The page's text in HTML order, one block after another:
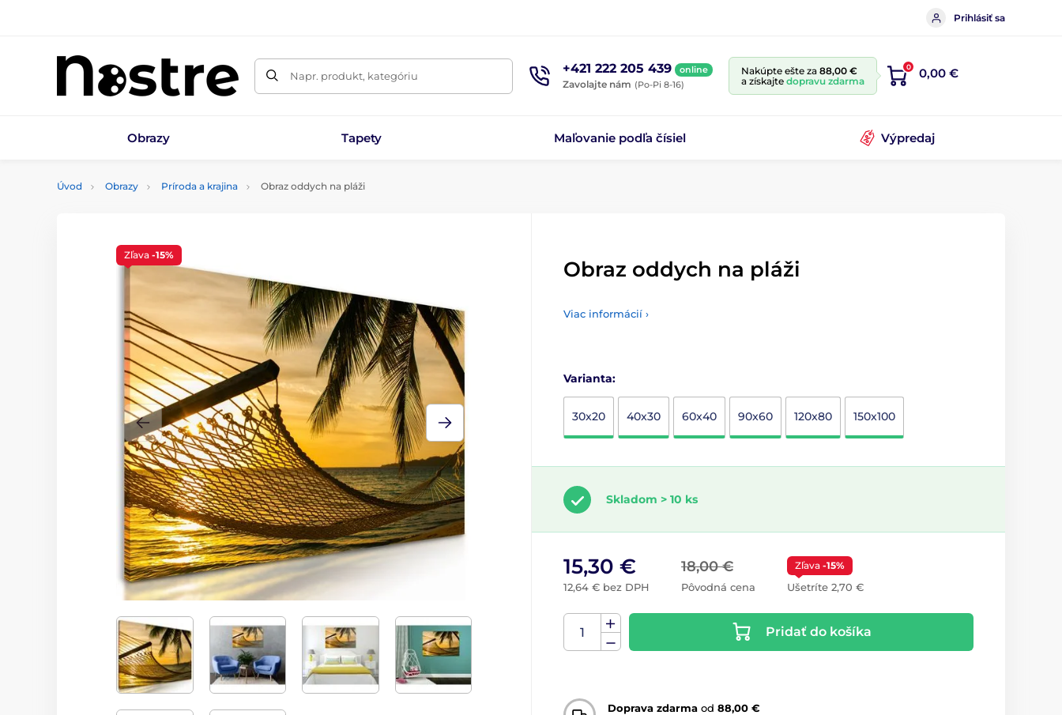
Prihlásiť sa
Napr. produkt, kategóriu +421 222 205 439 online
Zavolajte nám (Po-Pi 8-16)
Nakúpte ešte za 88,00 €
a získajte dopravu zdarma
0 0,00 €
Obrazy Tapety Maľovanie podľa čísiel Výpredaj
Úvod Obrazy Príroda a krajina Obraz oddych na pláži
Zľava -15%
Obraz oddych na pláži
Viac informácií ›
Varianta:
30x20 40x30 60x40 90x60 120x80 150x100
Skladom > 10 ks
18,00 €
Pôvodná cena
15,30 €
12,64 € bez DPH
Zľava -15%
Ušetríte 2,70 €
Pridať do košíka
Doprava zdarma od 88,00 €